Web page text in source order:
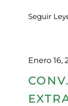
Seguir
Enero 16,